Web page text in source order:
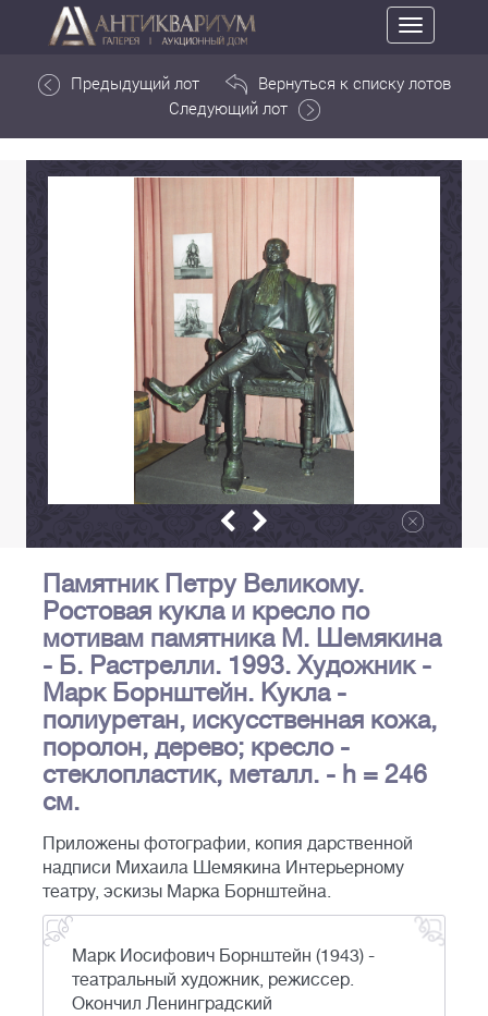
Toggle
navigation
Предыдущий лот
Вернуться к списку лотов
Следующий лот
Памятник Петру Великому.
Ростовая кукла и кресло по
мотивам памятника М. Шемякина
- Б. Растрелли. 1993. Художник -
Марк Борнштейн. Кукла -
полиуретан, искусственная кожа,
поролон, дерево; кресло -
стеклопластик, металл. - h = 246
см.
Приложены фотографии, копия дарственной
надписи Михаила Шемякина Интерьерному
театру, эскизы Марка Борнштейна.
Марк Иосифович Борнштейн (1943) -
театральный художник, режиссер.
Окончил Ленинградский